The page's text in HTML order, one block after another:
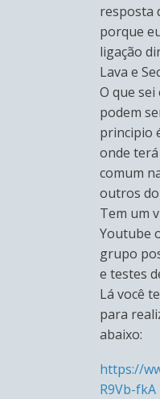
resposta
porque
ligação
Lava e
O que
podem
principio
onde
comum
outros
Tem um
Youtube
grupo
e testes
Lá você
para
abaixo:
https://
R9Vb-fkA